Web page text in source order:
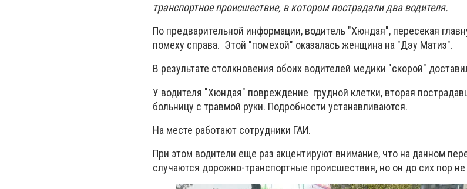
транспортное происшествие, в котором пострадали два водителя.
По предварительной информации, водитель "Хюндая", пересекая
помеху справа. Этой "помехой" оказалась женщина на "Дэу Матиз".
В результате столкновения обоих водителей медики "скорой"
У водителя "Хюндая" повреждение грудной клетки, вторая
больницу с травмой руки. Подробности устанавливаются.
На месте работают сотрудники ГАИ.
При этом водители еще раз акцентируют внимание, что на данном
случаются дорожно-транспортные происшествия, но он до сих пор